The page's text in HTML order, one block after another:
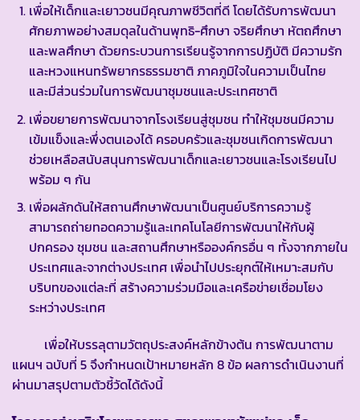
เพื่อให้เด็กและเยาวชนมีคุณภาพชีวิตที่ดี โดยได้รับการพัฒนา
ศักยภาพอย่างสมดุลในด้านพุทธิ-ศึกษา จริยศึกษา หัตถศึกษา
และพลศึกษา ด้วยกระบวนการเรียนรู้จากการปฏิบัติ มีความรัก
และหวงแหนทรัพยากรธรรมชาติ ภาคภูมิใจในความเป็นไทย
และมีส่วนร่วมในการพัฒนาชุมชนและประเทศชาติ
เพื่อขยายการพัฒนาจากโรงเรียนสู่ชุมชน ทำให้ชุมชนมีความ
เข้มแข็งและพึ่งตนเองได้ ครอบครัวและชุมชนเกิดการพัฒนา
ช่วยเหลือสนับสนุนการพัฒนาเด็กและเยาวชนและโรงเรียนไป
พร้อม ๆ กัน
เพื่อผลักดันให้สถานศึกษาพัฒนาเป็นศูนย์บริการความรู้
สามารถถ่ายทอดความรู้และเทคโนโลยีการพัฒนาให้กับผู้
ปกครอง ชุมชน และสถานศึกษาหรือองค์กรอื่น ๆ ทั้งจากภายใน
ประเทศและจากต่างประเทศ เพื่อนำไปประยุกต์ให้เหมาะสมกับ
บริบทของแต่ละที่ สร้างความร่วมมือและเครือข่ายเชื่อมโยง
ระหว่างประเทศ
เพื่อให้บรรลุตามวัตถุประสงค์หลักข้างต้น การพัฒนาตาม
แผนฯ ฉบับที่ 5 จึงกำหนดเป้าหมายหลัก 8 ข้อ ผลการดำเนินงานที่
ผ่านมาสรุปตามตัวชี้วัดได้ดังนี้